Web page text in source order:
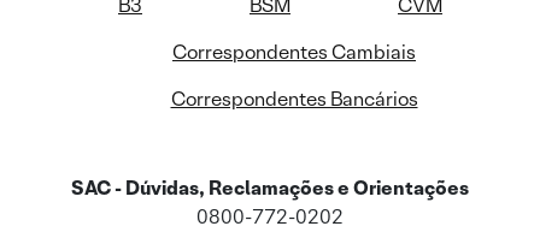
Correspondentes Cambiais
Correspondentes Bancários
SAC - Dúvidas, Reclamações e Orientações
0800-772-0202